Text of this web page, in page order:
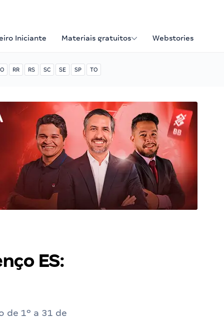
Iniciante Materiais gratuitos Webstories
RR RS SC SE SP TO
ES:
de 1º a 31 de